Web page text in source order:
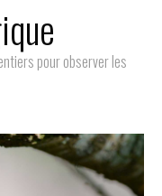
pour observer les